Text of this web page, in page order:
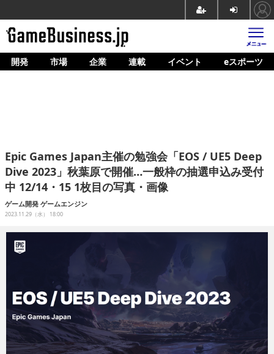
ホーム
企業動向
人材育成
産業政策
開発 市場 企業 連載 イベント eスポーツ
Epic Games Japan主催の勉強会「EOS / UE5 Deep
Dive 2023」秋葉原で開催…一般枠の抽選申込み受付
中 12/14・15 1枚目の写真・画像
ゲーム開発 ゲームエンジン
2023.11.29（水） 18:00